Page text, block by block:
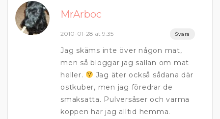
MrArboc
2010-01-28 at 9:35 Svara
Jag skäms inte över någon mat,
men så bloggar jag sällan om mat
heller.
Jag äter också sådana där
ostkuber, men jag föredrar de
smaksatta. Pulversåser och varma
koppen har jag alltid hemma.